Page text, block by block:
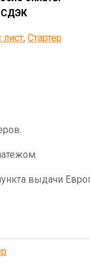
СДЭК
лист, Стартер
выдачи